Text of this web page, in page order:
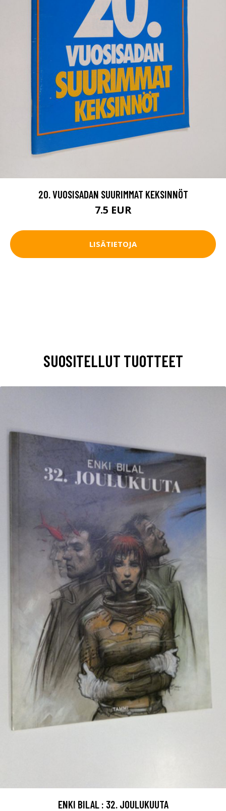
20. VUOSISADAN SUURIMMAT KEKSINNÖT
7.5 EUR
LISÄTIETOJA
SUOSITELLUT TUOTTEET
ENKI BILAL : 32. JOULUKUUTA